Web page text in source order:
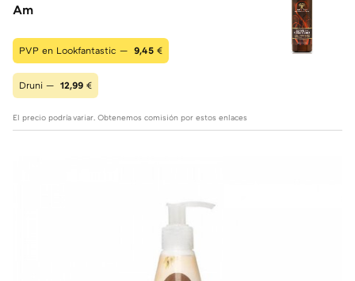
Am
PVP en Lookfantastic — 9,45 €
Druni — 12,99 €
El precio podría variar. Obtenemos comisión por estos enlaces